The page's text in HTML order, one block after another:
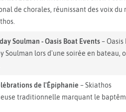
de chorales, réunissant des voix
Soulman - Oasis Boat Events– Oasis
Soulman lors d'une soirée en
de l'Épiphanie – Skiathos
traditionnelle marquant le